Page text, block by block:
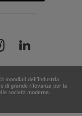
mondiali dell’industria
di grande rilevanza per la
società moderne.